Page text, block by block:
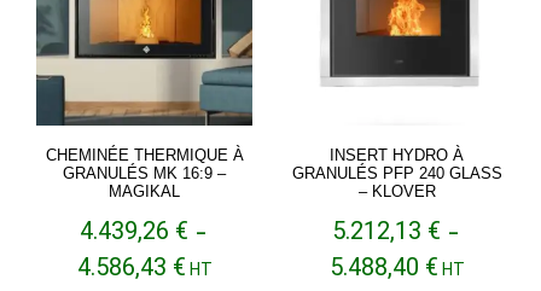
CHEMINÉE THERMIQUE À
GRANULÉS MK 16:9 –
MAGIKAL
4.439,26 € –
4.586,43 €Plage
HT
INSERT HYDRO À
GRANULÉS PFP 240 GLASS
– KLOVER
5.212,13 € –
5.488,40 €Plage
HT